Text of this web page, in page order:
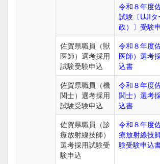
令和８年度
試験〔UJI
政）〕受験
佐賀県職員（獣
医師）選考採用
試験受験申込
令和８年度
医師）選考
込書
佐賀県職員（機
関士）選考採用
試験受験申込
令和８年度
関士）選考
込書
佐賀県職員（診
療放射線技師）
選考採用試験受
験申込
令和８年度
療放射線技
験受験申込